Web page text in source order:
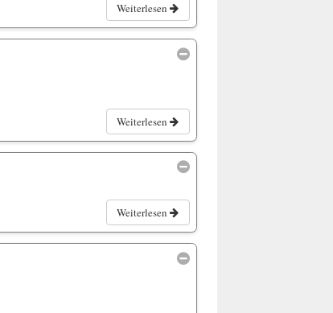
Weiterlesen
Weiterlesen
Weiterlesen